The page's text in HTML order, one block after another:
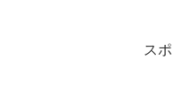
ス